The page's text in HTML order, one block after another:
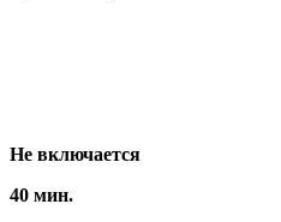
Не включается
40 мин.